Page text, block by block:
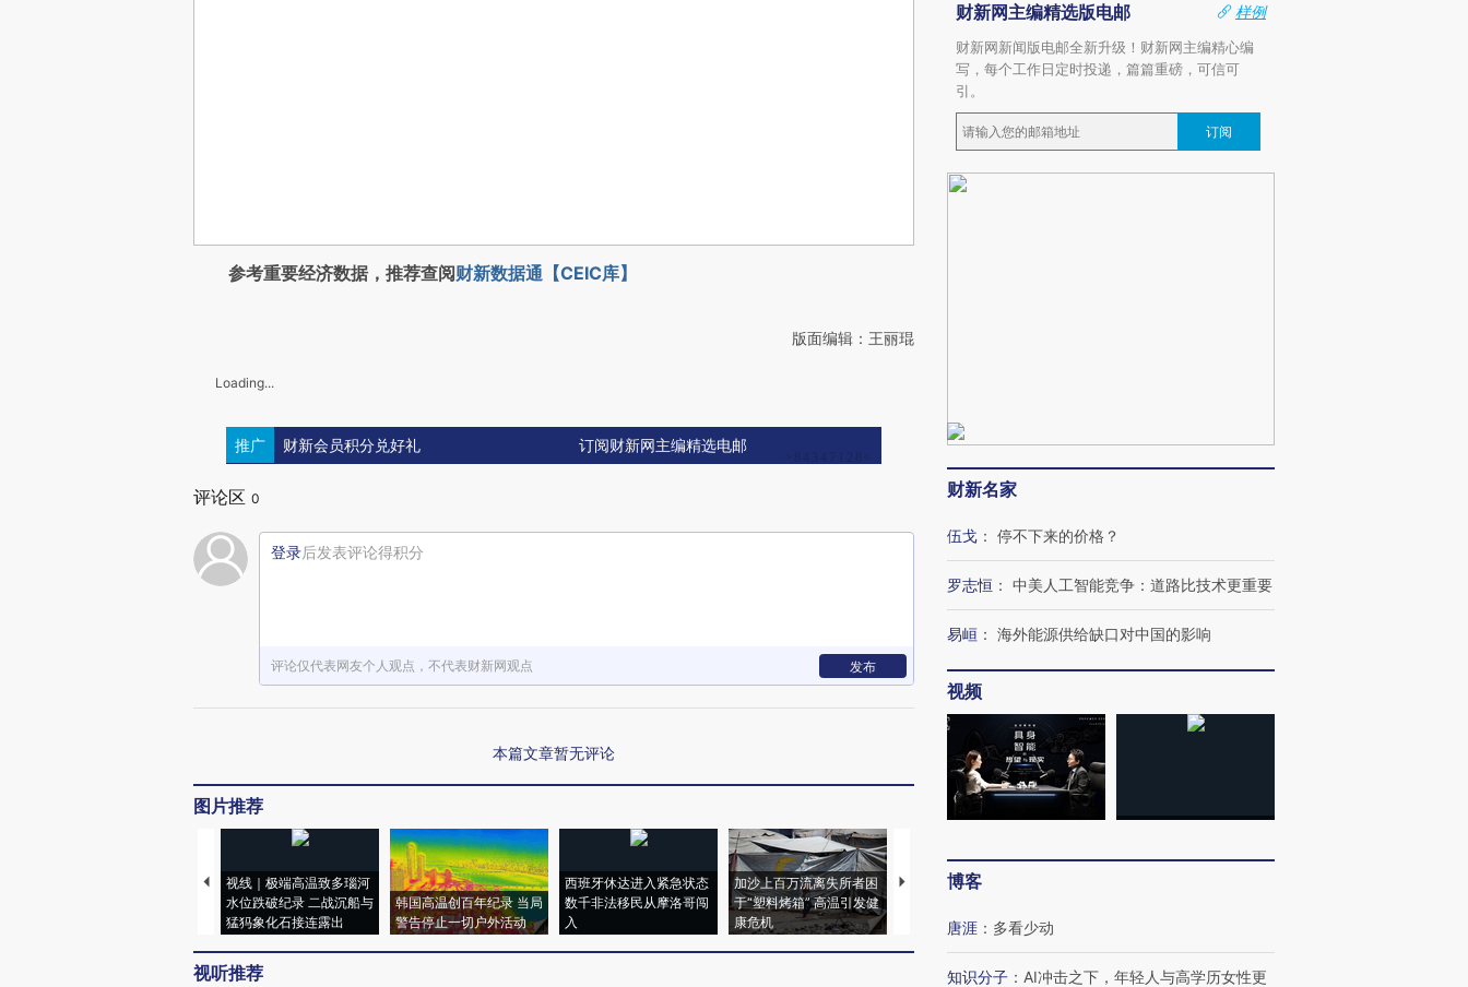
参考重要经济数据，推荐查阅财新数据通【CEIC库】
版面编辑：王丽琨
Loading...
推广 财新会员积分兑好礼 订阅财新网主编精选电邮
评论区 0
登录后发表评论得积分
评论仅代表网友个人观点，不代表财新网观点 发布
本篇文章暂无评论
图片推荐
视线｜极端高温致多瑙河
水位跌破纪录 二战沉船与
猛犸象化石接连露出
韩国高温创百年纪录 当局
警告停止一切户外活动
西班牙休达进入紧急状态
数千非法移民从摩洛哥闯
入
加沙上百万流离失所者困
于“塑料烤箱” 高温引发健
康危机
马航飞行员跨国走私7万
视听推荐
财新网主编精选版电邮
样例
财新网新闻版电邮全新升级！财新网主编精心编
写，每个工作日定时投递，篇篇重磅，可信可
引。
订阅
财新名家
伍戈 ： 停不下来的价格？
罗志恒 ： 中美人工智能竞争：道路比技术更重要
易峘 ： 海外能源供给缺口对中国的影响
视频
博客
唐涯 ： 多看少动
知识分子 ： AI冲击之下，年轻人与高学历女性更